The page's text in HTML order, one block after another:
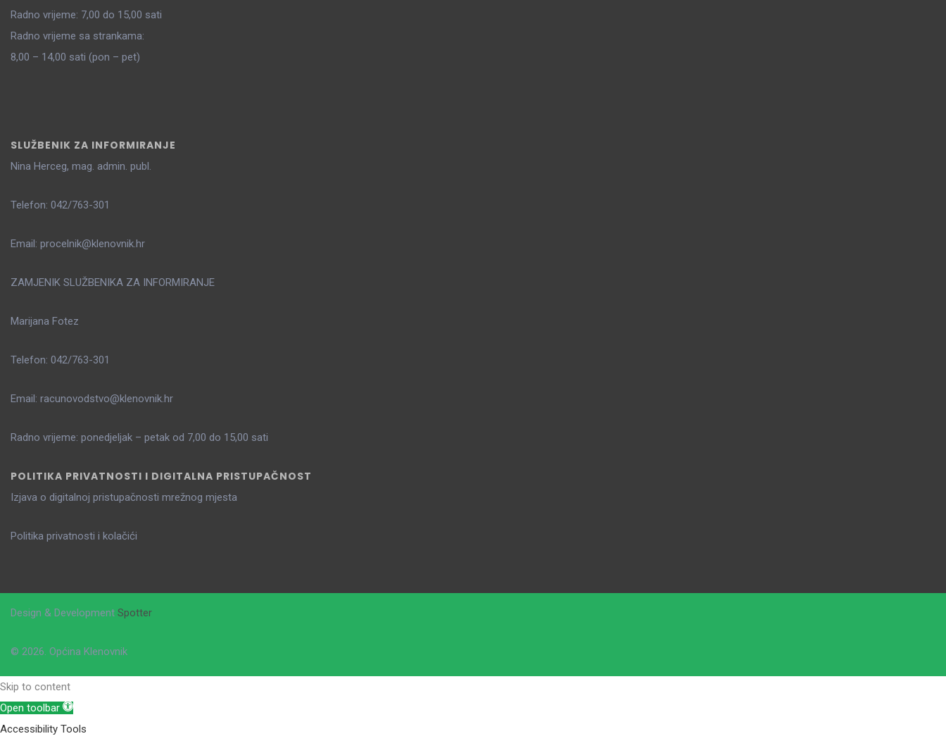
Radno vrijeme: 7,00 do 15,00 sati
Radno vrijeme sa strankama:
8,00 – 14,00 sati (pon – pet)
SLUŽBENIK ZA INFORMIRANJE
Nina Herceg, mag. admin. publ.
Telefon: 042/763-301
Email: procelnik@klenovnik.hr
ZAMJENIK SLUŽBENIKA ZA INFORMIRANJE
Marijana Fotez
Telefon: 042/763-301
Email: racunovodstvo@klenovnik.hr
Radno vrijeme: ponedjeljak – petak od 7,00 do 15,00 sati
POLITIKA PRIVATNOSTI I DIGITALNA PRISTUPAČNOST
Izjava o digitalnoj pristupačnosti mrežnog mjesta
Politika privatnosti i kolačići
Design & Development Spotter
© 2026. Općina Klenovnik
Skip to content
Open toolbar
Accessibility Tools